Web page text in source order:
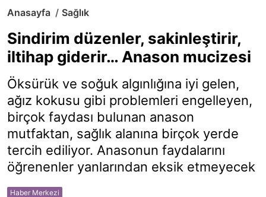
Anasayfa Sağlık
Sindirim düzenler, sakinleştirir,
iltihap giderir… Anason mucizesi
Öksürük ve soğuk algınlığına iyi gelen,
ağız kokusu gibi problemleri engelleyen,
birçok faydası bulunan anason
mutfaktan, sağlık alanına birçok yerde
tercih ediliyor. Anasonun faydalarını
öğrenenler yanlarından eksik etmeyecek
Haber Merkezi